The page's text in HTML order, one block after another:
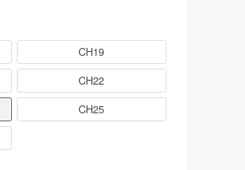
CH19
CH22
CH25